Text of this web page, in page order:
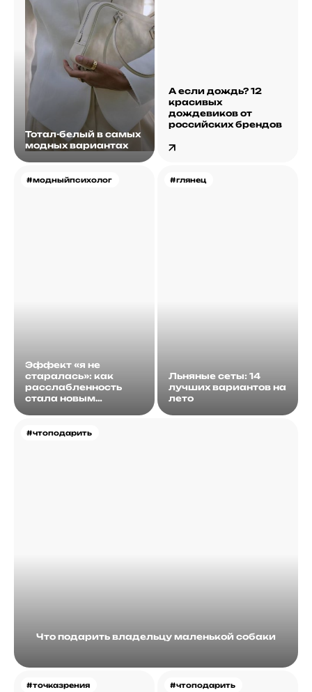
Тотал-белый в самых
модных вариантах
А если дождь? 12
красивых
дождевиков от
российских брендов
#модныйпсихолог
Эффект «я не
старалась»: как
расслабленность
стала новым
#чтоподарить
Что подарить владельцу маленькой собаки
#глянец
Льняные сеты: 14
лучших вариантов на
лето
#точказрения #чтоподарить